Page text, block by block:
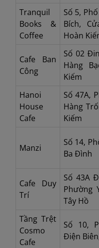
Tranquil
Books &
Coffee
Số 5,
Bích,
Hoàn
Cafe Ban
Công
Số 02
Hàng
Kiếm
Hanoi
House
Cafe
Số 47A,
Hàng
Kiếm
Manzi
Số 14,
Ba Đình
Cafe Duy
Trí
Số 43A
Phường
Tây Hồ
Tầng Trệt
Cosmo
Cafe
Số 10,
Điện